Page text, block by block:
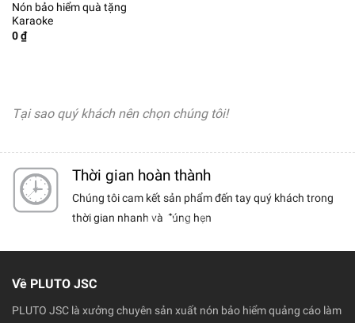
Nón bảo hiểm quà tặng
Karaoke
0₫
Tại sao quý khách nên chọn chúng tôi!
chất
Thời gian hoàn thành
Chúng tôi cam kết sản phẩm đến tay quý khách trong
thời gian nhanh và đúng hẹn
Về PLUTO JSC
PLUTO JSC là xưởng chuyên sản xuất nón bảo hiểm quảng cáo làm